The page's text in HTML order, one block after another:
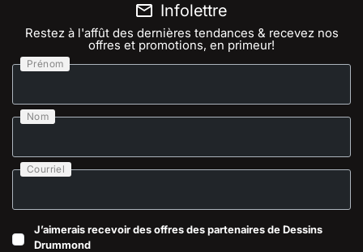
Infolettre
Restez à l'affût des dernières tendances & recevez nos
offres et promotions, en primeur!
Prénom
Nom
Courriel
J’aimerais recevoir des offres des partenaires de Dessins
Drummond